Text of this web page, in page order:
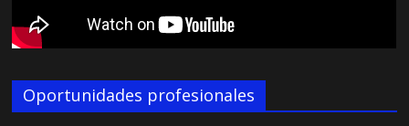
Oportunidades profesionales